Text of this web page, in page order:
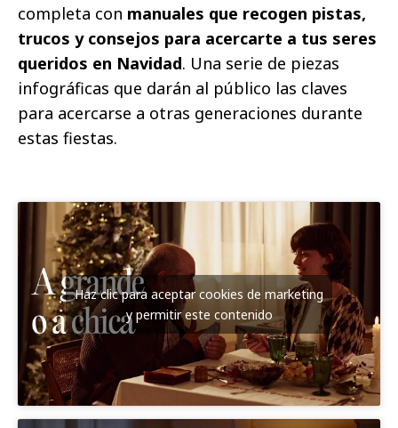
completa con manuales que recogen pistas,
trucos y consejos para acercarte a tus seres
queridos en Navidad. Una serie de piezas
infográficas que darán al público las claves
para acercarse a otras generaciones durante
estas fiestas.
Haz clic para aceptar cookies de marketing
y permitir este contenido